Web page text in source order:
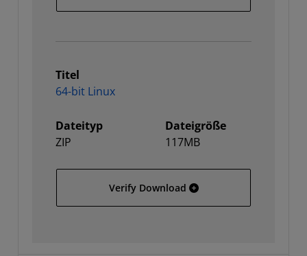
Titel
64-bit Linux
Dateityp
ZIP
Dateigröße
117MB
Verify Download 64-bit Linux